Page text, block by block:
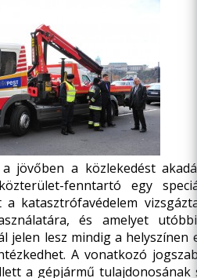
jövőben a közlekedést
fenntartó egy
a katasztrófavédelem
és amelyet
jelen lesz mindig a
A vonatkozó
a gépjármű tulajdonosának